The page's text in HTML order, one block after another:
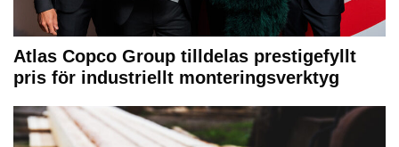
Atlas Copco Group tilldelas prestigefyllt
pris för industriellt monteringsverktyg